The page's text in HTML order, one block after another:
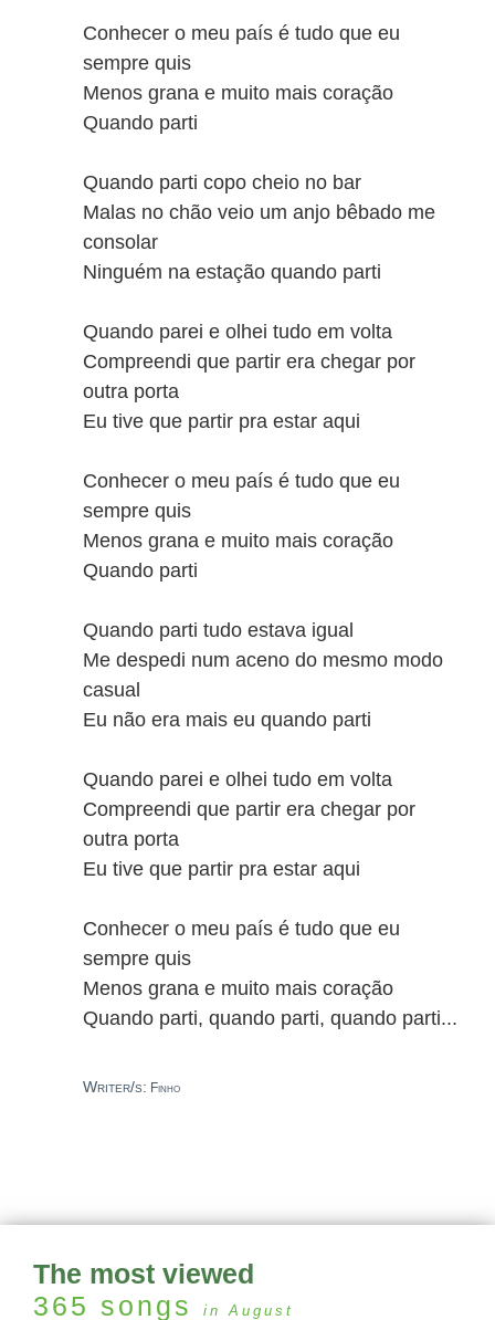
Conhecer o meu país é tudo que eu
sempre quis
Menos grana e muito mais coração
Quando parti
Quando parti copo cheio no bar
Malas no chão veio um anjo bêbado me
consolar
Ninguém na estação quando parti
Quando parei e olhei tudo em volta
Compreendi que partir era chegar por
outra porta
Eu tive que partir pra estar aqui
Conhecer o meu país é tudo que eu
sempre quis
Menos grana e muito mais coração
Quando parti
Quando parti tudo estava igual
Me despedi num aceno do mesmo modo
casual
Eu não era mais eu quando parti
Quando parei e olhei tudo em volta
Compreendi que partir era chegar por
outra porta
Eu tive que partir pra estar aqui
Conhecer o meu país é tudo que eu
sempre quis
Menos grana e muito mais coração
Quando parti, quando parti, quando parti...
Writer/s: Finho
The most viewed
365 songs in August